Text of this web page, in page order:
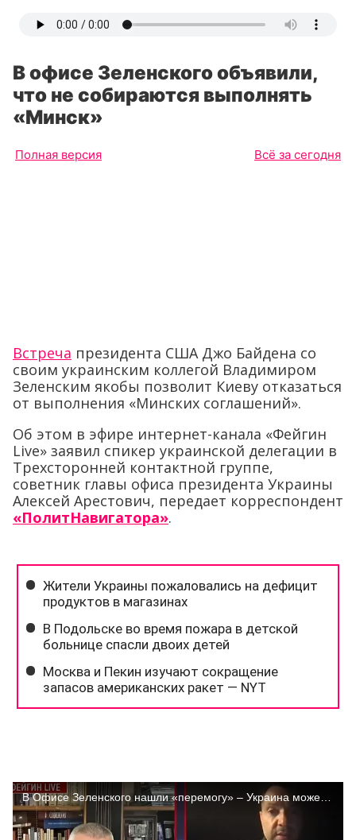
В офисе Зеленского объявили,
что не собираются выполнять
«Минск»
Полная версия Всё за сегодня
Встреча президента США Джо Байдена со
своим украинским коллегой Владимиром
Зеленским якобы позволит Киеву отказаться
от выполнения «Минских соглашений».
Об этом в эфире интернет-канала «Фейгин
Live» заявил спикер украинской делегации в
Трехсторонней контактной группе,
советник главы офиса президента Украины
Алексей Арестович, передает корреспондент
«ПолитНавигатора».